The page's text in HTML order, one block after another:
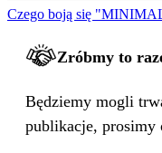
Czego boją się
Zróbmy to
Będziemy mogli
publikacje, prosimy